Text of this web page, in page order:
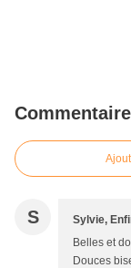
S Sylvie,
Belles et
Douces